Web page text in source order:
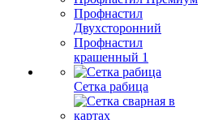
Профнастил
Двухсторонний
Профнастил
крашенный 1
Сетка рабица